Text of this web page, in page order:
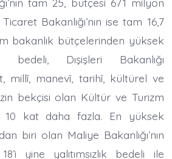
Bakanlığı’nın ise tam 16,7
bakanlık bütçelerinden yüksek
bedeli, Dışişleri Bakanlığı
millî, manevî, tarihî, kültürel ve
bekçisi olan Kültür ve Turizm
10 kat daha fazla. En yüksek
biri olan Maliye Bakanlığı’nın
yine yalıtımsızlık bedeli ile